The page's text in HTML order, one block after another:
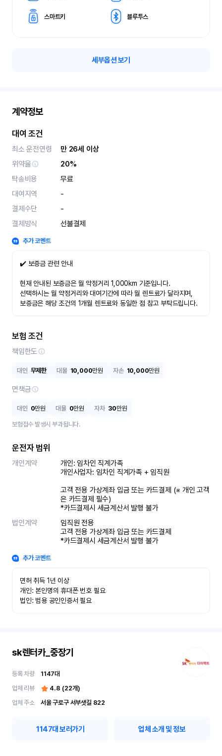
스마트키 블루투스
세부옵션 보기
계약정보
대여 조건
최소 운전연령
만 26세 이상
위약율
20%
탁송비용
무료
대여지역
-
결제수단
-
결제방식
선불결제
추가 코멘트
✔️ 보증금 관련 안내
현재 안내된 보증금은 월 약정거리 1,000km 기준입니다.
선택하시는 월 약정거리와 대여기간에 따라 월 렌트료가 달라지며,
보증금은 해당 조건의 1개월 렌트료와 동일한 점 참고 부탁드립니다.
보험 조건
책임한도
대인 무제한 대물 10,000만원 자손 10,000만원
면책금
대인 0만원 대물 0만원 자차 30만원
보험접수 발생시 부과됩니다.
운전자 범위
개인계약
개인: 임차인 직계가족
개인사업자: 임차인 직계가족 + 임직원
고객 전용 가상계좌 입금 또는 카드결제 (※ 개인 고객
은 카드결제 필수)
*카드결제시 세금계산서 발행 불가
법인계약
임직원 전용
고객 전용 가상계좌 입금 또는 카드결제
*카드결제시 세금계산서 발행 불가
추가 코멘트
면허 취득 1년 이상
개인: 본인명의 휴대폰 번호 필요
법인: 범용 공인인증서 필요
sk렌터카_중장기
등록 차량 1147대
업체 리뷰
4.8 (22개)
업체 주소
서울 구로구 서부샛길 822
1147대 보러가기 업체 소개 및 정보